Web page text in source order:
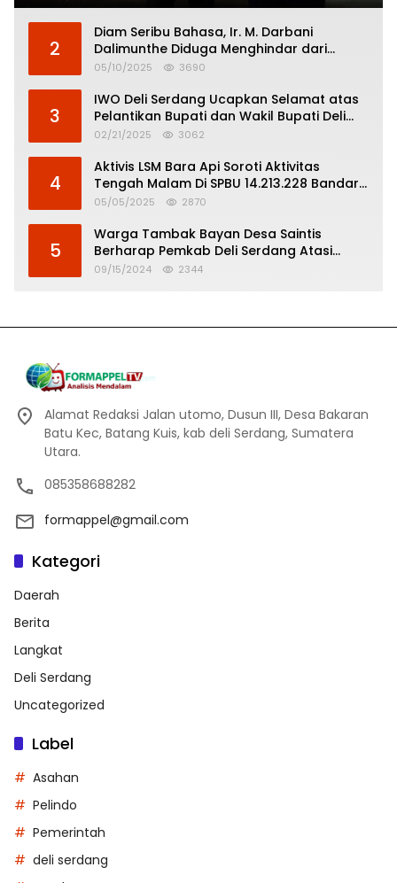
2
Diam Seribu Bahasa, Ir. M. Darbani
Dalimunthe Diduga Menghindar dari
Pertanggungjawaban Politik
05/10/2025 3690
3
IWO Deli Serdang Ucapkan Selamat atas
Pelantikan Bupati dan Wakil Bupati Deli
Serdang
02/21/2025 3062
4
Aktivis LSM Bara Api Soroti Aktivitas
Tengah Malam Di SPBU 14.213.228 Bandar
Tinggi
05/05/2025 2870
5
Warga Tambak Bayan Desa Saintis
Berharap Pemkab Deli Serdang Atasi
Banjir
09/15/2024 2344
Alamat Redaksi Jalan utomo, Dusun III, Desa Bakaran
Batu Kec, Batang Kuis, kab deli Serdang, Sumatera
Utara.
085358688282
formappel@gmail.com
Kategori
Daerah
Berita
Langkat
Deli Serdang
Uncategorized
Label
Asahan
Pelindo
Pemerintah
deli serdang